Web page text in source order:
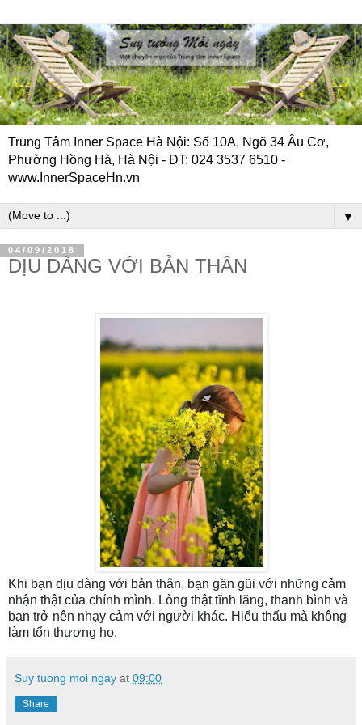
Trung Tâm Inner Space Hà Nội: Số 10A, Ngõ 34 Âu Cơ,
Phường Hồng Hà, Hà Nội - ĐT: 024 3537 6510 -
www.InnerSpaceHn.vn
▼
04/09/2018
DỊU DÀNG VỚI BẢN THÂN
Khi bạn dịu dàng với bản thân, bạn gần gũi với những cảm
nhận thật của chính mình. Lòng thật tĩnh lặng, thanh bình và
bạn trở nên nhạy cảm với người khác. Hiểu thấu mà không
làm tổn thương họ.
Suy tuong moi ngay at 09:00
Share